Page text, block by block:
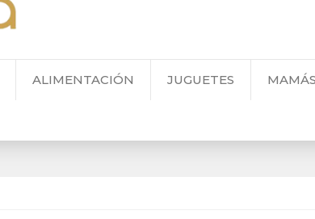
ALIMENTACIÓN JUGUETES MAMÁS